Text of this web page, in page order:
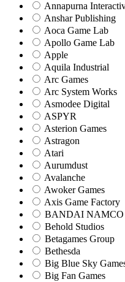
Annapurna
Anshar Publishing
Aoca Game Lab
Apollo Game Lab
Apple
Aquila Industrial
Arc Games
Arc System Works
Asmodee Digital
ASPYR
Asterion Games
Astragon
Atari
Aurumdust
Avalanche
Awoker Games
Axis Game Factory
BANDAI NAMCO
Behold Studios
Betagames Group
Bethesda
Big Blue Sky
Big Fan Games